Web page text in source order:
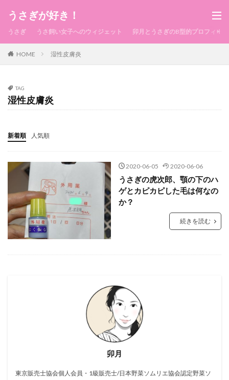
うさぎが好き！
うさぎ うさ飼い女子へのウィジェット 卯月とうさぎのB型的プロフィール
HOME 湿性皮膚炎
TAG
湿性皮膚炎
新着順 人気順
2020-06-05 2020-06-06
うさぎの虎次郎、顎の下のハ
ゲとカピカピした毛は何なの
か？
続きを読む
卯月
東京販売士協会個人会員・1級販売士/日本野菜ソムリエ協会認定野菜ソ